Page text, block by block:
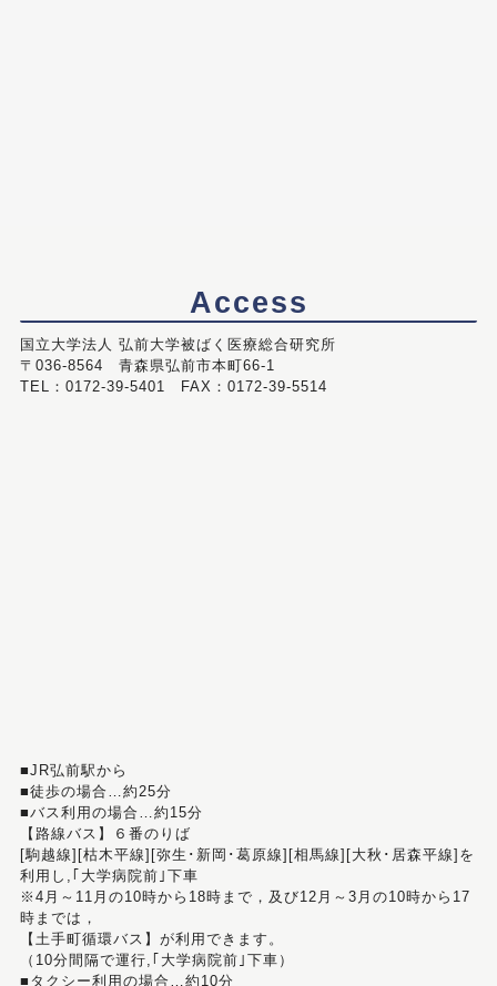
Access
国立大学法人 弘前大学被ばく医療総合研究所
〒036-8564 青森県弘前市本町66-1
TEL：0172-39-5401 FAX：0172-39-5514
■JR弘前駅から
■徒歩の場合…約25分
■バス利用の場合…約15分
【路線バス】６番のりば
[駒越線][枯木平線][弥生･新岡･葛原線][相馬線][大秋･居森平線]を
利用し,｢大学病院前｣下車
※4月～11月の10時から18時まで，及び12月～3月の10時から17
時までは，
【土手町循環バス】が利用できます。
（10分間隔で運行,｢大学病院前｣下車）
■タクシー利用の場合…約10分